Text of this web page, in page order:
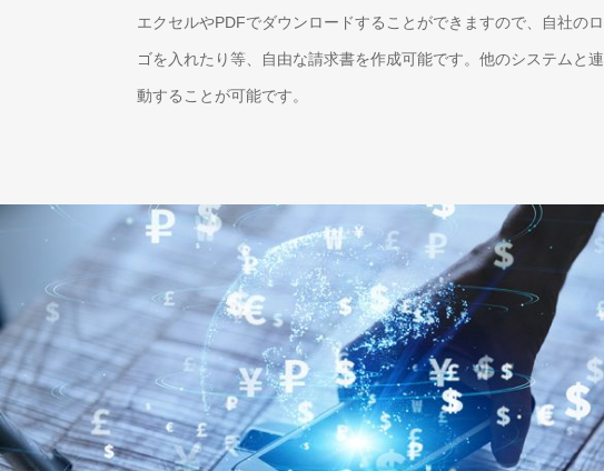
エクセルやPDFでダウンロードすることができますので、自社のロ
ゴを入れたり等、自由な請求書を作成可能です。他のシステムと連
動することが可能です。